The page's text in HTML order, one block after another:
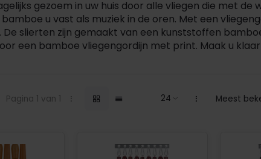
gezoem in uw huis door alle vliegen die met
u vast als muziek in de oren. Met een
De slierten zijn gemaakt van een kunststoffen
een bamboe vliegengordijn met print. Maak u
Pagina 1 van 1 Meest